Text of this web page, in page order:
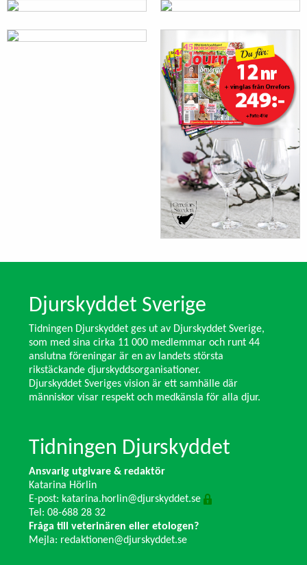
Djurskyddet Sverige
Tidningen Djurskyddet ges ut av Djurskyddet Sverige,
som med sina cirka 11 000 medlemmar och runt 44
anslutna föreningar är en av landets största
rikstäckande djurskyddsorganisationer.
Djurskyddet Sveriges vision är ett samhälle där
människor visar respekt och medkänsla för alla djur.
Tidningen Djurskyddet
Ansvarig utgivare & redaktör
Katarina Hörlin
E-post: katarina.horlin@djurskyddet.se
Tel: 08-688 28 32
Fråga till veterinären eller etologen?
Mejla: redaktionen@djurskyddet.se